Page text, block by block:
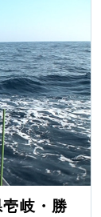
岐・勝